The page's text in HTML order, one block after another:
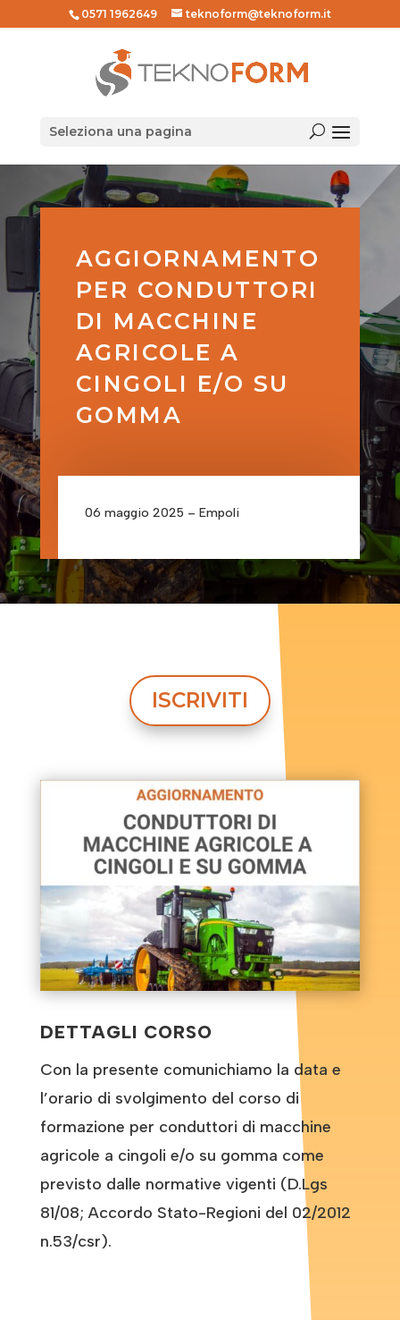
0571 1962649 teknoform@teknoform.it
Seleziona una pagina
AGGIORNAMENTO
PER CONDUTTORI
DI MACCHINE
AGRICOLE A
CINGOLI E/O SU
GOMMA
06 maggio 2025 – Empoli
ISCRIVITI
DETTAGLI CORSO
Con la presente comunichiamo la data e
l’orario di svolgimento del corso di
formazione per conduttori di macchine
agricole a cingoli e/o su gomma come
previsto dalle normative vigenti (D.Lgs
81/08; Accordo Stato-Regioni del 02/2012
n.53/csr).